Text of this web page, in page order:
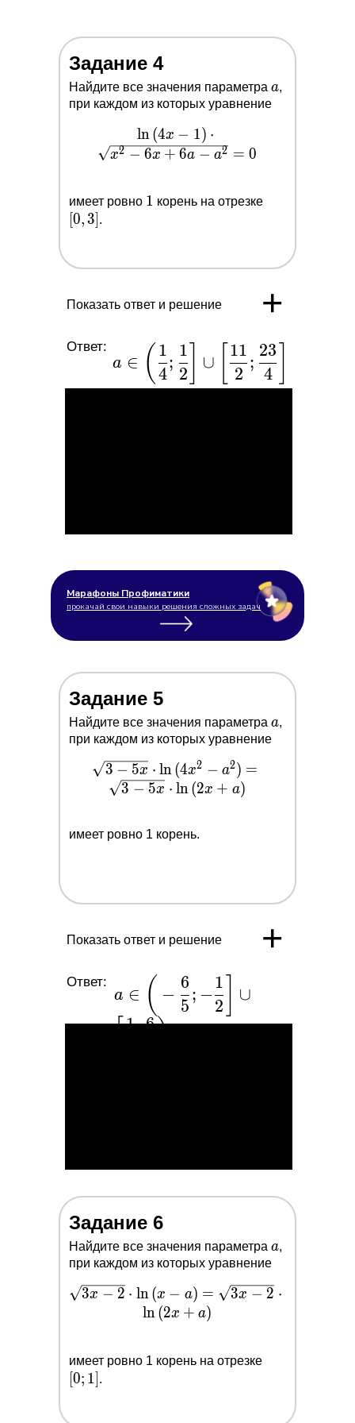
Задание 4
Найдите все значения параметра a
a,
при каждом из которых уравнение
\ln{(4x-
1)}\cdot
a^2}=0
ln(4x − 1) ⋅
x2 − 6x + 6a − a2 = 0
имеет ровно 1
1 корень на отрезке
0,3 .
Показать ответ и решение +
Ответ:
a \in
\bigg(\dfrac{1}
{4};\dfrac{1}
a ∈ ( 4
1
;
2
1
∪
2
11
;
4
23
Марафоны Профиматики
прокачай свои навыки решения сложных задач
Задание 5
Найдите все значения параметра a
a,
при каждом из которых уравнение
\sqrt{3-
5x}\cdot
5x}\cdot
3 − 5x ⋅ ln(4x2 − a2) =
3 − 5x ⋅ ln(2x + a)
имеет ровно 1 корень.
Показать ответ и решение +
Ответ:
a\in \bigg(-
\dfrac{6}{5};-
\dfrac{1}
a ∈ ( −
5
6
; −
2
1
∪
[1 6)
Задание 6
Найдите все значения параметра a
a,
при каждом из которых уравнение
\sqrt{3x-
2}\cdot
\ln{(2x+a)}
3x − 2 ⋅ ln(x − a) = 3x − 2 ⋅
ln (2x + a)
имеет ровно 1 корень на отрезке
0; 1 .